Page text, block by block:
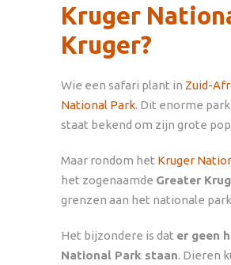
Kruger
Kruger?
Wie een safari plant in Zuid-
National Park. Dit enorme
staat bekend om zijn grote
Maar rondom het Kruger
het zogenaamde Greater
grenzen aan het nationale
Het bijzondere is dat er geen
National Park staan. Dieren